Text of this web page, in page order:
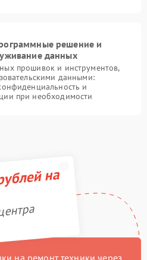
решение и
данных
прошивок и инструментов,
данными:
и
при необходимости
на
на ремонт техники через